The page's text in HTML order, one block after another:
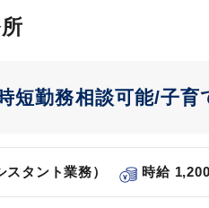
短勤務相談可能/子
タント業務） 時給